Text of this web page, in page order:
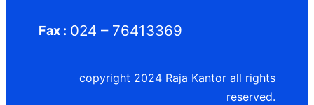
Fax : 024 – 76413369
copyright 2024 Raja Kantor all rights
reserved.